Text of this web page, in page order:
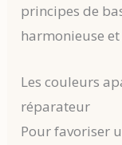
principes de
harmonieuse
Les couleurs
réparateur
Pour favoriser